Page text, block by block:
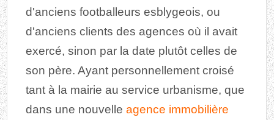
d'anciens footballeurs esblygeois, ou
d'anciens clients des agences où il avait
exercé, sinon par la date plutôt celles de
son père. Ayant personnellement croisé
tant à la mairie au service urbanisme, que
dans une nouvelleagence immobilière